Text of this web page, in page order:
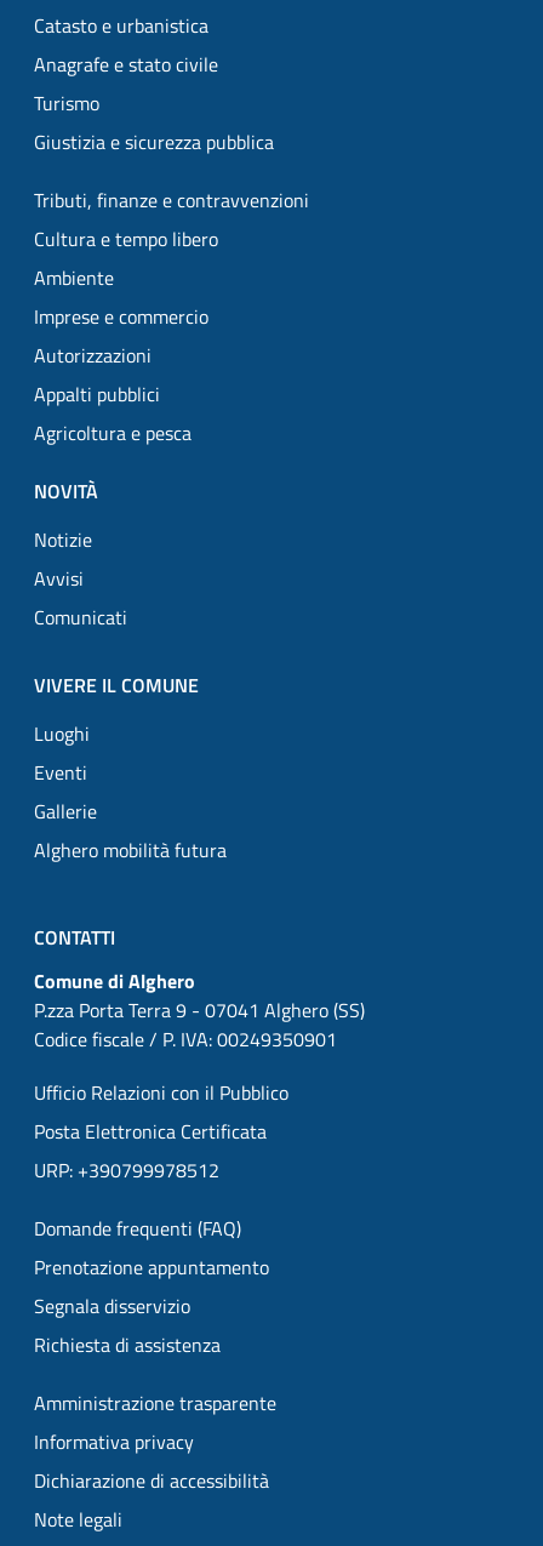
Catasto e urbanistica
Anagrafe e stato civile
Turismo
Giustizia e sicurezza pubblica
Tributi, finanze e contravvenzioni
Cultura e tempo libero
Ambiente
Imprese e commercio
Autorizzazioni
Appalti pubblici
Agricoltura e pesca
NOVITÀ
Notizie
Avvisi
Comunicati
VIVERE IL COMUNE
Luoghi
Eventi
Gallerie
Alghero mobilità futura
CONTATTI
Comune di Alghero
P.zza Porta Terra 9 - 07041 Alghero (SS)
Codice fiscale / P. IVA: 00249350901
Ufficio Relazioni con il Pubblico
Posta Elettronica Certificata
URP: +390799978512
Domande frequenti (FAQ)
Prenotazione appuntamento
Segnala disservizio
Richiesta di assistenza
Amministrazione trasparente
Informativa privacy
Dichiarazione di accessibilità
Note legali